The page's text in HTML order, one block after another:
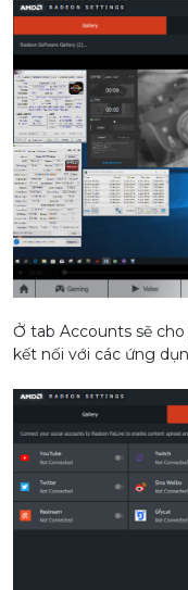
Ở tab Accounts sẽ
kết nối với các ứng